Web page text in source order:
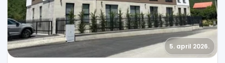
5. april 2026.